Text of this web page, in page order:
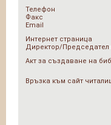
Телефон
Факс
Email
Интернет страница
Директор/Председател
Акт за създаване на
Връзка към сайт